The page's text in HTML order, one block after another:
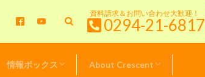
資料請求＆お問い合わせ大歓迎！
0294-21-6817
情報ボックス About Crescent